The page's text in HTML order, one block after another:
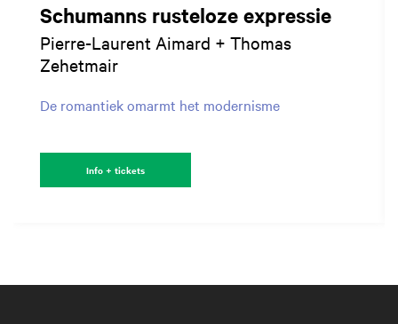
Schumanns rusteloze expressie
Pierre-Laurent Aimard + Thomas
Zehetmair
De romantiek omarmt het modernisme
Info + tickets